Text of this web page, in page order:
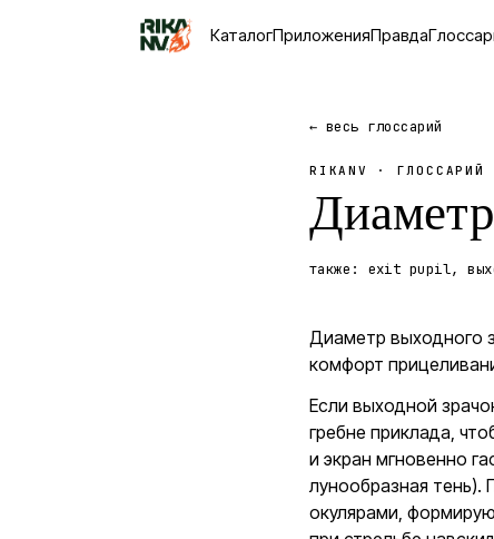
КаталогПриложенияПравда
← весь глоссарий
RIKANV · ГЛОССАРИЙ
также: exit pupil,
Диаметр выходного
комфорт
Если выходной
гребне приклада,
и экран мгновенно
лунообразная
окулярами,